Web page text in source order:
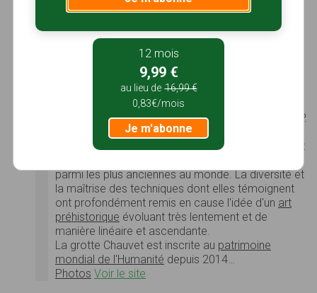
grotte de la Combe d'Arc
commune deVallon-Pont-d'Arc, dans le
département de l'Ardèche , en région
Le site comporte un millier de peintures et de
gravures, dont 420 représentations d'animaux
(peintures, gravures). De nombreuses datations
directes par la méthode du
des résultats cohérents proches de 31 000 ans
.
La communauté scientifique presque unanime
admet que les œuvres de la grotte Chauvet datent
parmi les plus anciennes au monde. La diversité et
la maîtrise des techniques dont elles témoignent
ont profondément remis en cause l'idée d'un art
préhistorique évoluant très lentement et de
manière linéaire et ascendante.
La grotte Chauvet est inscrite au patrimoine
mondial de l'Humanité depuis 2014…
Photos Voir le site
12 mois
9,99 €
au lieu de 16,99 €
0,83€/mois
Je m'abonne